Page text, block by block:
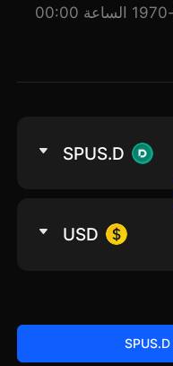
آخر تحديث اعتباراً من 01-01-1970 الساعة 00:00
SPUS.D
USD